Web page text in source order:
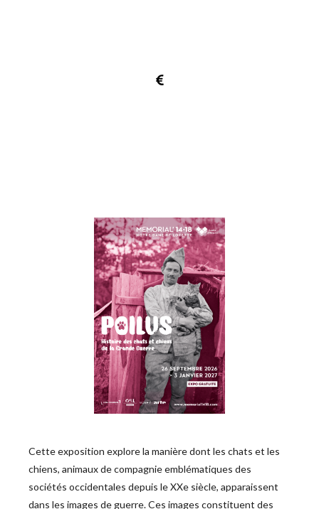
Cette exposition explore la manière dont les chats et les
chiens, animaux de compagnie emblématiques des
sociétés occidentales depuis le XXe siècle, apparaissent
dans les images de guerre. Ces images constituent des